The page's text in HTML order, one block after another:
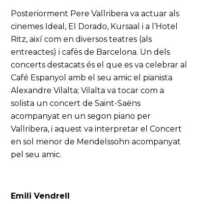
Posteriorment Pere Vallribera va actuar als
cinemes Ideal, El Dorado, Kursaal i a l’Hotel
Ritz, així com en diversos teatres (als
entreactes) i cafès de Barcelona. Un dels
concerts destacats és el que es va celebrar al
Café Espanyol amb el seu amic el pianista
Alexandre Vilalta; Vilalta va tocar com a
solista un concert de Saint-Saëns
acompanyat en un segon piano per
Vallribera, i aquest va interpretar el Concert
en sol menor de Mendelssohn acompanyat
pel seu amic.
Emili Vendrell